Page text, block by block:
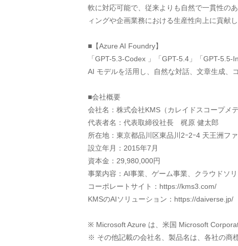
軟に対応可能で、従来よりも自然で一貫性の
ィングや企画業務における生産性向上に貢献し
■【Azure AI Foundry】
「GPT-5.3-Codex 」「GPT-5.4」「GPT-
AI モデルを活用し、自然な対話、文章生成、
■会社概要
会社名：株式会社KMS（カレイドスコープメ
代表者名：代表取締役社長　梶原 健太郎
所在地：東京都品川区東品川2ｰ2ｰ4 天王洲フ
設立年月：2015年7月
資本金：29,980,000円
事業内容：AI事業、ゲーム事業、クラウドソ
コーポレートサイト：https://kms3.com/
KMSのAIソリューション：https://daiverse.jp/
※ Microsoft Azure は、米国 Microsoft
※ その他記載の会社名、製品名は、各社の商